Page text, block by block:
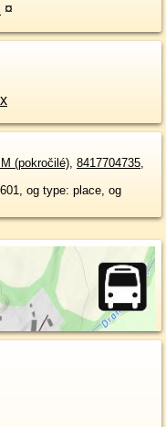
¤
(pokročilé), 8417704735,
og type: place, og